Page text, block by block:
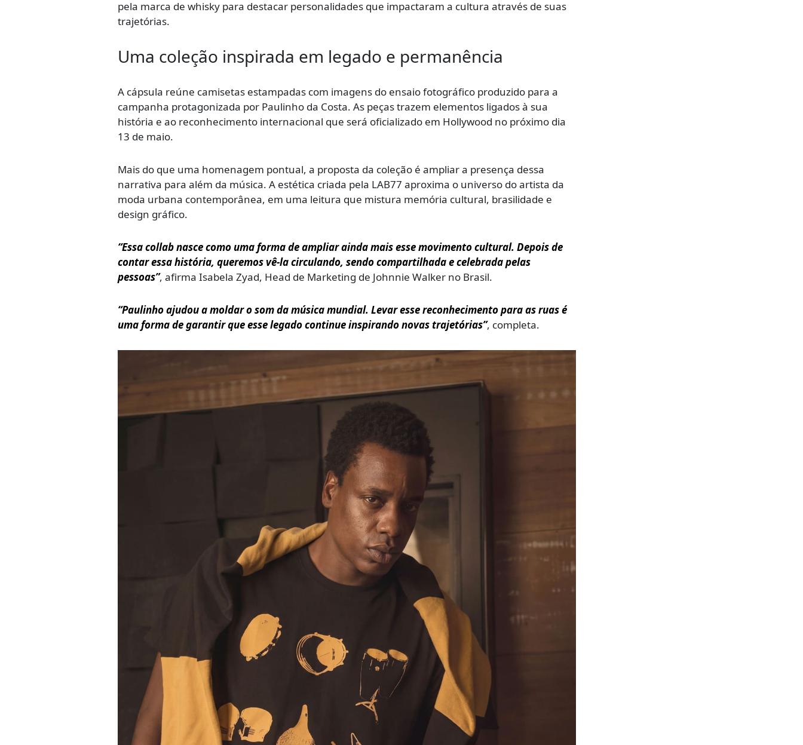
pela marca de whisky para destacar personalidades que impactaram a cultura através de suas
trajetórias.
Uma coleção inspirada em legado e permanência
A cápsula reúne camisetas estampadas com imagens do ensaio fotográfico produzido para a
campanha protagonizada por Paulinho da Costa. As peças trazem elementos ligados à sua
história e ao reconhecimento internacional que será oficializado em Hollywood no próximo dia
13 de maio.
Mais do que uma homenagem pontual, a proposta da coleção é ampliar a presença dessa
narrativa para além da música. A estética criada pela LAB77 aproxima o universo do artista da
moda urbana contemporânea, em uma leitura que mistura memória cultural, brasilidade e
design gráfico.
“Essa collab nasce como uma forma de ampliar ainda mais esse movimento cultural. Depois de
contar essa história, queremos vê-la circulando, sendo compartilhada e celebrada pelas
pessoas”, afirma Isabela Zyad, Head de Marketing de Johnnie Walker no Brasil.
“Paulinho ajudou a moldar o som da música mundial. Levar esse reconhecimento para as ruas é
uma forma de garantir que esse legado continue inspirando novas trajetórias”, completa.